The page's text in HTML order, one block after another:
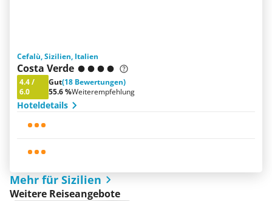
Cefalù, Sizilien, Italien
Costa Verde
4.4/
6.0
Gut(18 Bewertungen)
55.6 %Weiterempfehlung
Hoteldetails
Mehr für Sizilien
Weitere Reiseangebote